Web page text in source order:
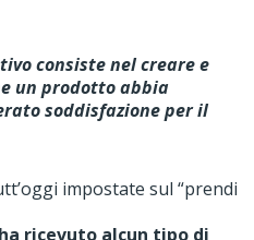
consiste nel creare e
un prodotto abbia
soddisfazione per il
impostate sul “prendi
ricevuto alcun tipo di